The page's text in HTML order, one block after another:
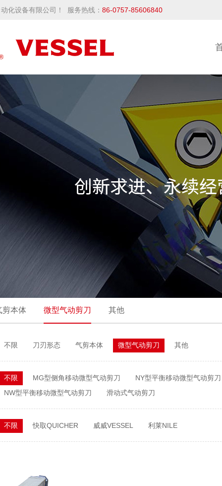
化设备有限公司！ 服务热线： 86-0757-85606840
剪本体 微型气动剪刀 其他
不限 刀刃形态 气剪本体 微型气动剪刀 其他
不限 MG型侧角移动微型气动剪刀
NY型平衡移动微型气动剪刀
NW型平衡移动微型气动剪刀
滑动式气动剪刀
不限 快取QUICHER 威威VESSEL 利莱NILE